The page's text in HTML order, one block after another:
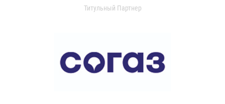
Титульный Партнер